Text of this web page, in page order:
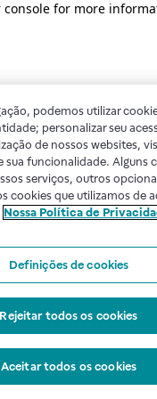
console for more
podemos utilizar
personalizar seu
de nossos websites,
funcionalidade. Alguns
serviços, outros
cookies que utilizamos de
Nossa Política de
Definições de cookies
Rejeitar todos os cookies
Aceitar todos os cookies